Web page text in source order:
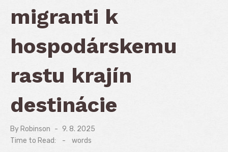
migranti k
hospodárskemu
rastu krajín
destinácie
By Robinson
Posted
9. 8. 2025
Time to Read:
- words